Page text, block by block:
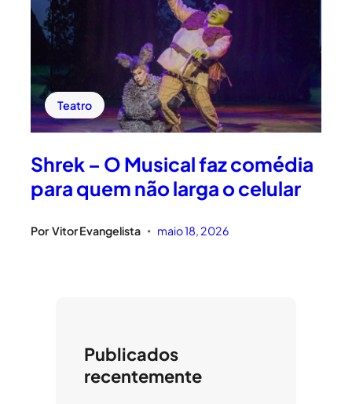
Teatro
Shrek – O Musical faz comédia
para quem não larga o celular
Por Vitor Evangelista • maio 18, 2026
Publicados
recentemente